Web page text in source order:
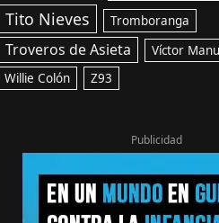
Tito Nieves Tromboranga
Troveros de Asieta
Víctor
Willie Colón
Z93
Publicidad